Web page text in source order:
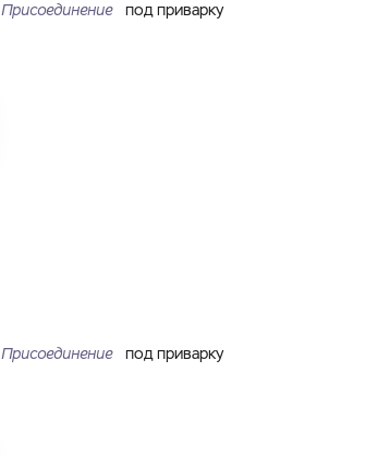
Присоединение под приварку
Присоединение под приварку